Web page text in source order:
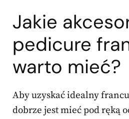
Jakie
pedicure
warto mieć?
Aby uzyskać idealny
dobrze jest mieć pod ręką